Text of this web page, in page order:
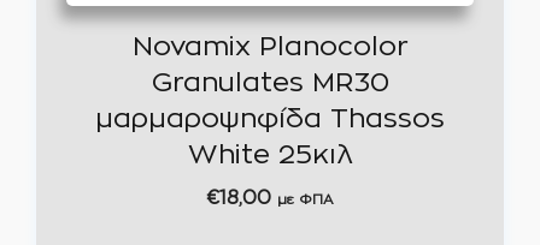
Novamix Planocolor
Granulates MR30
μαρμαροψηφίδα Thassos
White 25κιλ
€18,00 με ΦΠΑ